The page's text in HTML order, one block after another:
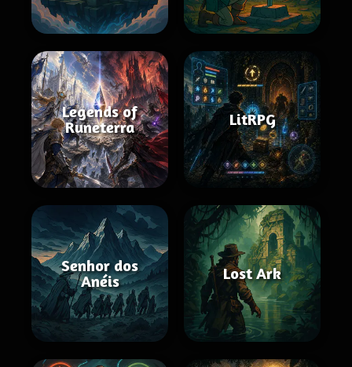
Legends of
Runeterra
LitRPG
Senhor dos
Anéis
Lost Ark